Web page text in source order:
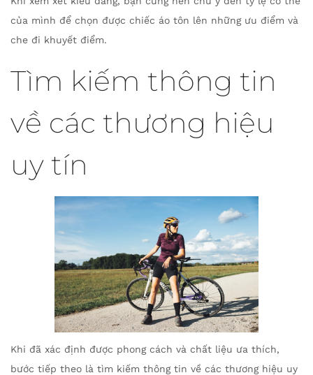
của mình để chọn được chiếc áo tôn lên những ưu điểm và
che đi khuyết điểm.
Tìm kiếm thông tin
về các thương hiệu
uy tín
Khi đã xác định được phong cách và chất liệu ưa thích,
bước tiếp theo là tìm kiếm thông tin về các thương hiệu uy